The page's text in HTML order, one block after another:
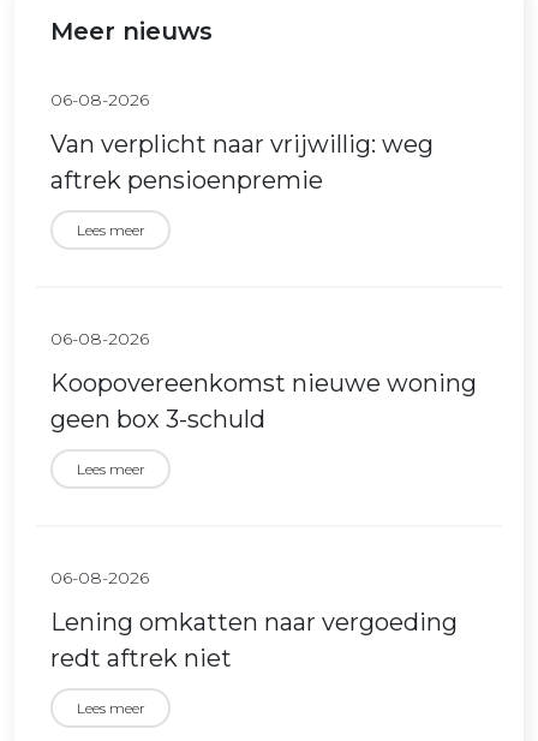
Meer nieuws
06-08-2026
Van verplicht naar vrijwillig: weg
aftrek pensioenpremie
Lees meer
06-08-2026
Koopovereenkomst nieuwe woning
geen box 3-schuld
Lees meer
06-08-2026
Lening omkatten naar vergoeding
redt aftrek niet
Lees meer